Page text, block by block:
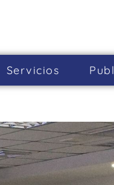
Servicios